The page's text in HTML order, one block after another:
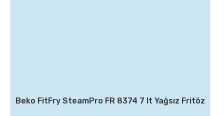
Beko FitFry SteamPro FR 8374 7 lt Yağsız Fritöz